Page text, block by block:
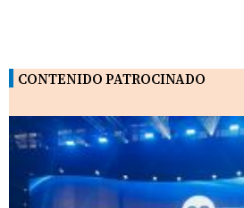
CONTENIDO PATROCINADO